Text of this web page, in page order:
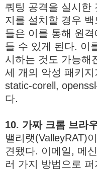
쿼팅 공격을 실시한
지를 설치할 경우
들은 이를 통해 원
들 수 있게 된다. 이
시하는 것도 가능해
세 개의 악성 패키
static-corell,
다.
10. 가짜 크롬 브라
밸리랫(ValleyRAT)
견됐다. 이메일, 메
러 가지 방법으로